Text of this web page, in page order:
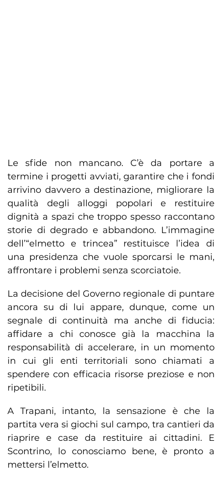
Le sfide non mancano. C’è da portare a
termine i progetti avviati, garantire che i fondi
arrivino davvero a destinazione, migliorare la
qualità degli alloggi popolari e restituire
dignità a spazi che troppo spesso raccontano
storie di degrado e abbandono. L’immagine
dell’“elmetto e trincea” restituisce l’idea di
una presidenza che vuole sporcarsi le mani,
affrontare i problemi senza scorciatoie.
La decisione del Governo regionale di puntare
ancora su di lui appare, dunque, come un
segnale di continuità ma anche di fiducia:
affidare a chi conosce già la macchina la
responsabilità di accelerare, in un momento
in cui gli enti territoriali sono chiamati a
spendere con efficacia risorse preziose e non
ripetibili.
A Trapani, intanto, la sensazione è che la
partita vera si giochi sul campo, tra cantieri da
riaprire e case da restituire ai cittadini. E
Scontrino, lo conosciamo bene, è pronto a
mettersi l’elmetto.